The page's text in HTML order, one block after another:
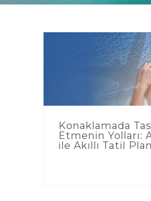
Konaklamada
Etmenin Yolları:
ile Akıllı Tatil